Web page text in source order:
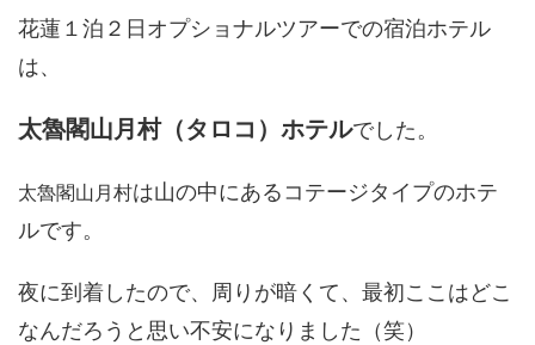
花蓮１泊２日オプショナルツアーでの宿泊ホテル
は、
太魯閣山月村（タロコ）ホテルでした。
太魯閣山月村は山の中にあるコテージタイプのホテ
ルです。
夜に到着したので、周りが暗くて、最初ここはどこ
なんだろうと思い不安になりました（笑）